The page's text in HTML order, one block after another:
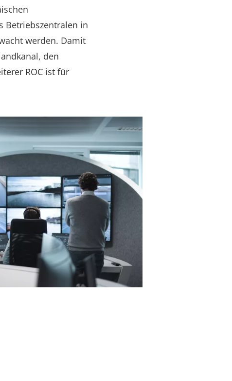
Betriebszentralen in
werden. Damit
den
ROC ist für